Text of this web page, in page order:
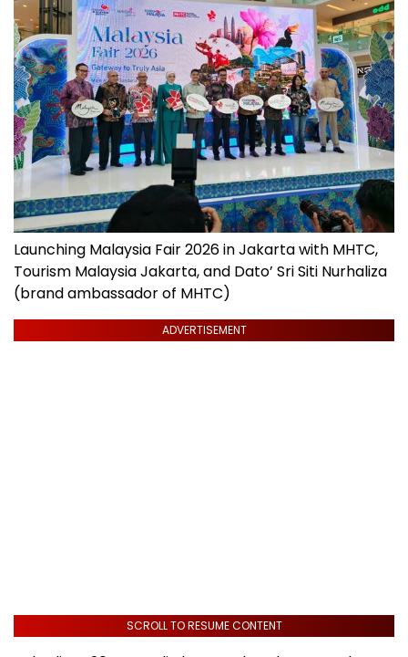
Launching Malaysia Fair 2026 in Jakarta with MHTC,
Tourism Malaysia Jakarta, and Dato’ Sri Siti Nurhaliza
(brand ambassador of MHTC)
ADVERTISEMENT
SCROLL TO RESUME CONTENT